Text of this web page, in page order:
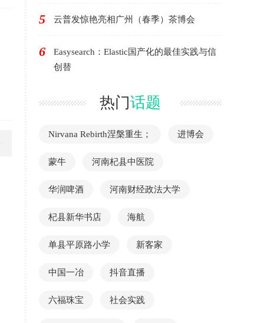
5 云普发惊艳亮相广州（春季）茶博会
6
Easysearch：Elastic国产化的最佳实践与信
创替
热门话题
Nirvana Rebirth涅槃重生； 进博会
蒙牛 河南杞县中医院
华润啤酒 河南财经政法大学
杞县新华书店 海航
单县平原路小学 新客家
中国一冶 抖音直播
六福珠宝 社会实践